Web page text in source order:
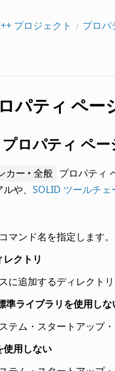
プロジェクト プロパ
パティ ペー
ロパティ ペー
カー ‣ 全般 プロパティ
や、 SOLID ツールチェ
マンド名を指定します。
クトリ
に追加するディレクトリ
準ライブラリを使用しな
テム・スタートアップ
使用しない